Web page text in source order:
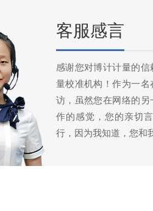
客服感言
感谢您对博计计量的
量校准机构！作为一
访，虽然您在网络的
作的感觉，您的亲切
行，因为我知道，您和